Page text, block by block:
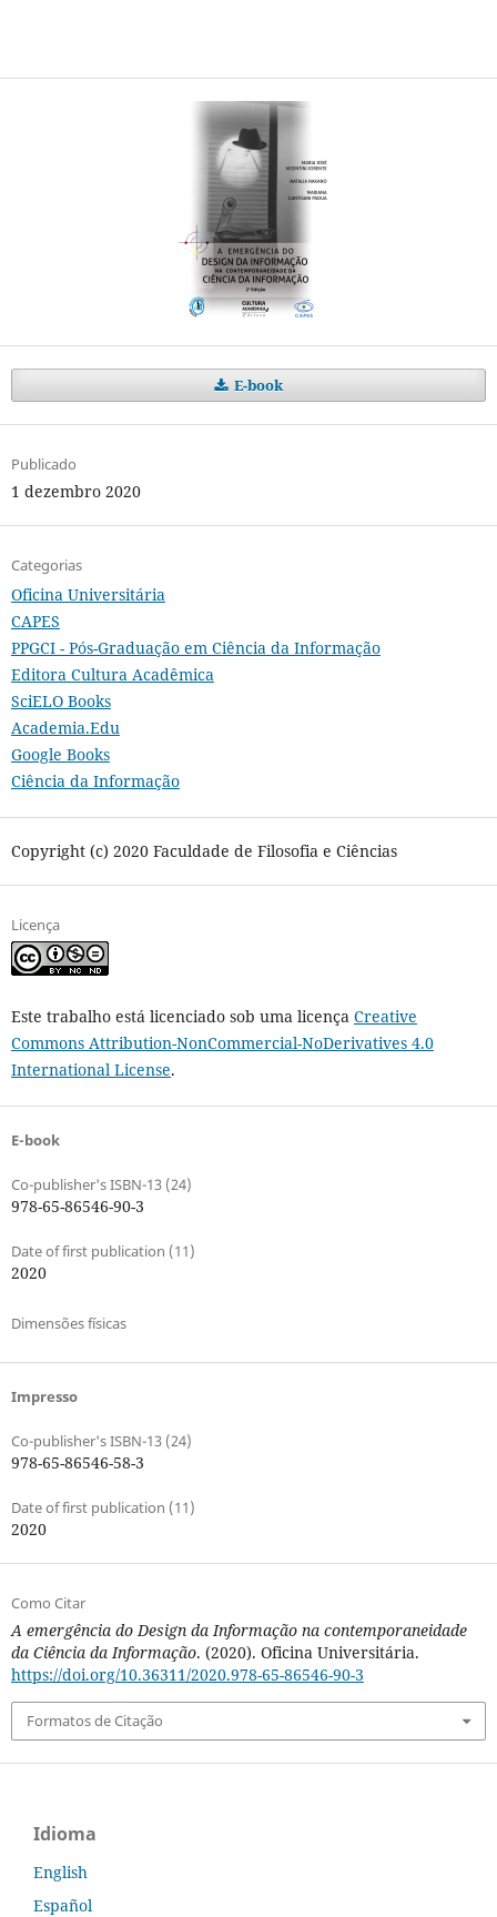
E-book
Publicado
1 dezembro 2020
Categorias
Oficina Universitária
CAPES
PPGCI - Pós-Graduação em Ciência da Informação
Editora Cultura Acadêmica
SciELO Books
Academia.Edu
Google Books
Ciência da Informação
Copyright (c) 2020 Faculdade de Filosofia e Ciências
Licença
Este trabalho está licenciado sob uma licença Creative
Commons Attribution-NonCommercial-NoDerivatives 4.0
International License.
E-book
Co-publisher's ISBN-13 (24)
978-65-86546-90-3
Date of first publication (11)
2020
Dimensões físicas
Impresso
Co-publisher's ISBN-13 (24)
978-65-86546-58-3
Date of first publication (11)
2020
Como Citar
A emergência do Design da Informação na contemporaneidade
da Ciência da Informação. (2020). Oficina Universitária.
https://doi.org/10.36311/2020.978-65-86546-90-3
Formatos de Citação
Idioma
English
Español